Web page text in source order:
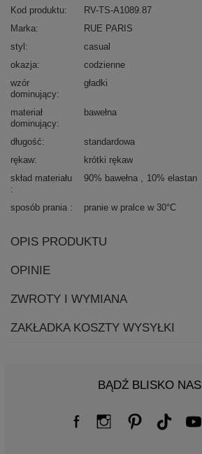
Kod produktu
RV-TS-A1089.87
Marka
RUE PARIS
styl
casual
okazja
codzienne
wzór
dominujący
gładki
materiał
dominujący
bawełna
długość
standardowa
rękaw
krótki rękaw
skład materiału
90% bawełna 10% elastan
sposób prania pranie w pralce w 30°C
OPIS PRODUKTU
OPINIE
ZWROTY I WYMIANA
ZAKŁADKA KOSZTY WYSYŁKI
BĄDŹ BLISKO NAS